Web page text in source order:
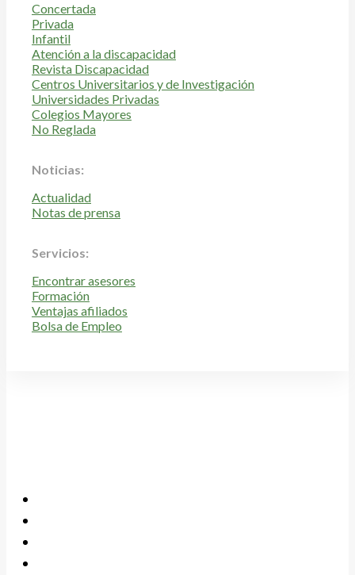
Concertada
Privada
Infantil
Atención a la discapacidad
Revista Discapacidad
Centros Universitarios y de Investigación
Universidades Privadas
Colegios Mayores
No Reglada
Noticias:
Actualidad
Notas de prensa
Servicios:
Encontrar asesores
Formación
Ventajas afiliados
Bolsa de Empleo